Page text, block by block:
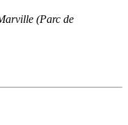
(Parc de